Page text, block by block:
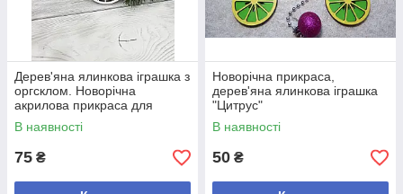
Дерев'яна ялинкова іграшка з
оргсклом. Новорічна
акрилова прикраса для
брендування
В наявності
75 ₴
Новорічна прикраса,
дерев'яна ялинкова іграшка
"Цитрус"
В наявності
50 ₴